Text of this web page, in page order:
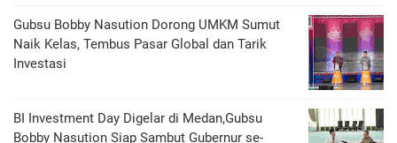
Gubsu Bobby Nasution Dorong UMKM Sumut
Naik Kelas, Tembus Pasar Global dan Tarik
Investasi
BI Investment Day Digelar di Medan,Gubsu
Bobby Nasution Siap Sambut Gubernur se-